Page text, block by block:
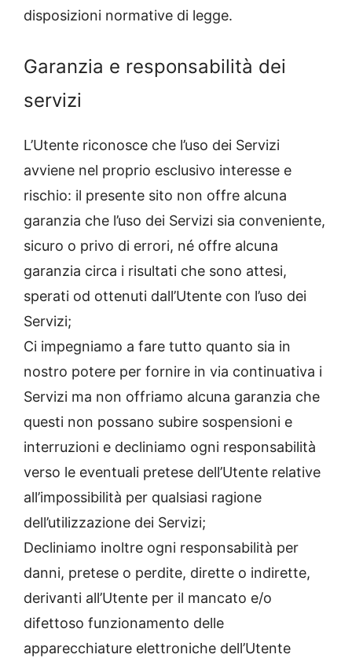
disposizioni normative di legge.
Garanzia e responsabilità dei
servizi
L’Utente riconosce che l’uso dei Servizi
avviene nel proprio esclusivo interesse e
rischio: il presente sito non offre alcuna
garanzia che l’uso dei Servizi sia conveniente,
sicuro o privo di errori, né offre alcuna
garanzia circa i risultati che sono attesi,
sperati od ottenuti dall’Utente con l’uso dei
Servizi;
Ci impegniamo a fare tutto quanto sia in
nostro potere per fornire in via continuativa i
Servizi ma non offriamo alcuna garanzia che
questi non possano subire sospensioni e
interruzioni e decliniamo ogni responsabilità
verso le eventuali pretese dell’Utente relative
all’impossibilità per qualsiasi ragione
dell’utilizzazione dei Servizi;
Decliniamo inoltre ogni responsabilità per
danni, pretese o perdite, dirette o indirette,
derivanti all’Utente per il mancato e/o
difettoso funzionamento delle
apparecchiature elettroniche dell’Utente